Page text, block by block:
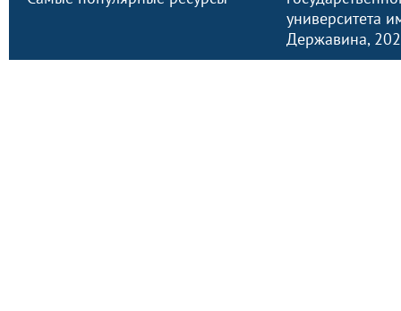
университета
Державина,